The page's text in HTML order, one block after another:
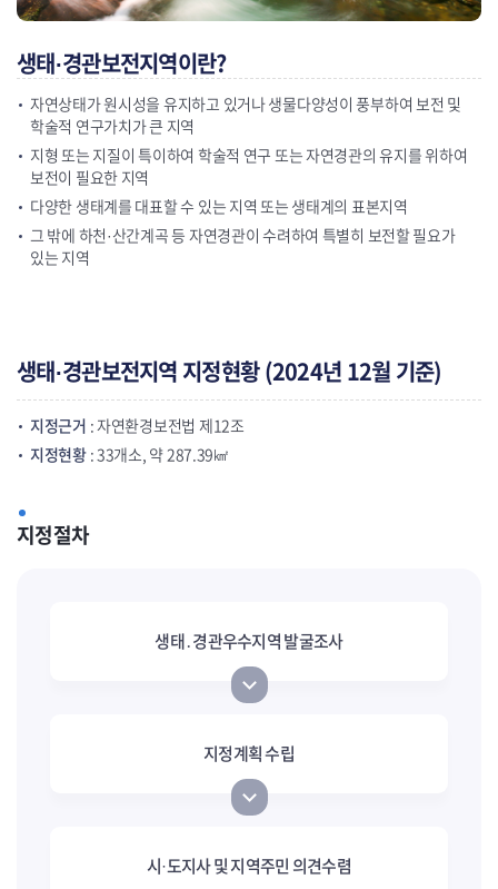
생태·경관보전지역이란?
자연상태가 원시성을 유지하고 있거나 생물다양성이 풍부하여 보전 및
학술적 연구가치가 큰 지역
지형 또는 지질이 특이하여 학술적 연구 또는 자연경관의 유지를 위하여
보전이 필요한 지역
다양한 생태계를 대표할 수 있는 지역 또는 생태계의 표본지역
그 밖에 하천·산간계곡 등 자연경관이 수려하여 특별히 보전할 필요가
있는 지역
생태·경관보전지역 지정현황 (2024년 12월 기준)
지정근거 : 자연환경보전법 제12조
지정현황: 33개소, 약 287.39㎢
지정절차
생태․경관우수지역 발굴조사
지정계획 수립
시·도지사 및 지역주민 의견수렴